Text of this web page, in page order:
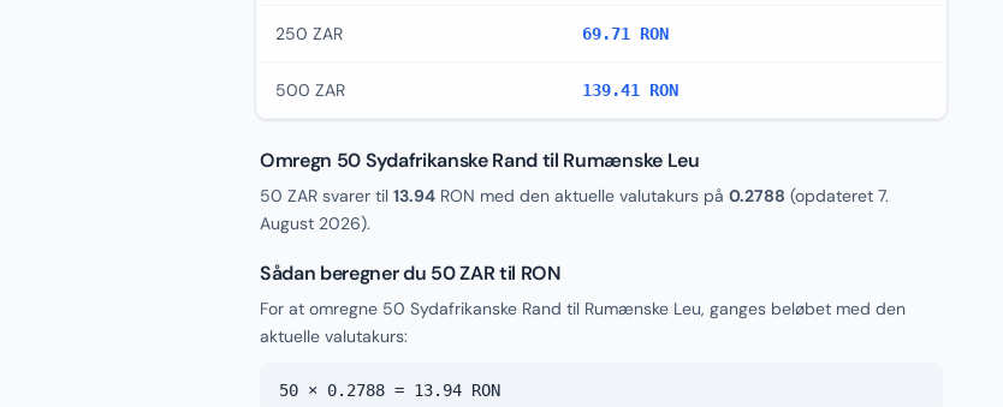
250 ZAR 69.71 RON
500 ZAR 139.41 RON
Omregn 50 Sydafrikanske Rand til Rumænske Leu
50 ZAR svarer til 13.94 RON med den aktuelle valutakurs på 0.2788 (opdateret 7.
August 2026).
Sådan beregner du 50 ZAR til RON
For at omregne 50 Sydafrikanske Rand til Rumænske Leu, ganges beløbet med den
aktuelle valutakurs:
50 × 0.2788 = 13.94 RON